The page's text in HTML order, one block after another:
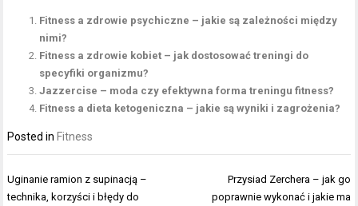
Fitness a zdrowie psychiczne – jakie są zależności między
nimi?
Fitness a zdrowie kobiet – jak dostosować treningi do
specyfiki organizmu?
Jazzercise – moda czy efektywna forma treningu fitness?
Fitness a dieta ketogeniczna – jakie są wyniki i zagrożenia?
Posted in Fitness
Nawigacja
wpisu
Uginanie ramion z supinacją –
technika, korzyści i błędy do
Przysiad Zerchera – jak go
poprawnie wykonać i jakie ma